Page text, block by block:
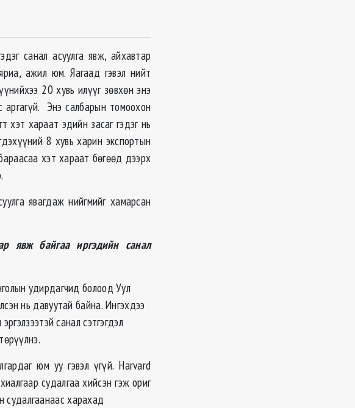
санал асуулга явж, айхавтар
ажил юм. Яагаад гэвэл нийт
20 хувь илүүг зөвхөн энэ
аргагүй. Энэ салбарын томоохон
хэт хараат эдийн засаг гэдэг нь
8 хувь харин экспортын
хэт хараат бөгөөд дээрх
явагдаж нийгмийг хамарсан
явж байгаа иргэдийн санал
удирдагчид болоод Уул
нь давуутай байна. Ингэхдээ
санал сэтгэгдэл
юм уу гэвэл үгүй. Harvard
судалгаа хийсэн гэж ориг
судалгаанаас харахад